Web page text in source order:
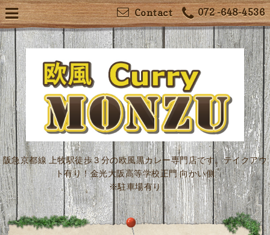
072 -648-4536
Contact
阪急京都線 上牧駅徒歩３分の欧風黒カレー専門店です。テイクアウ
ト有り！金光大阪高等学校正門 向かい側
※駐車場有り